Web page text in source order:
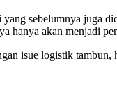
sebelumnya juga
hanya akan menjadi
isue logistik